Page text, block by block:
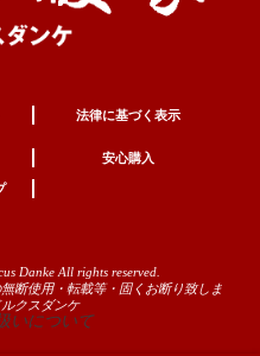
法律に基づく表示
安心購入
Danke All rights reserved.
断使用・転載等・固くお断り致しま
クスダンケ
いについて